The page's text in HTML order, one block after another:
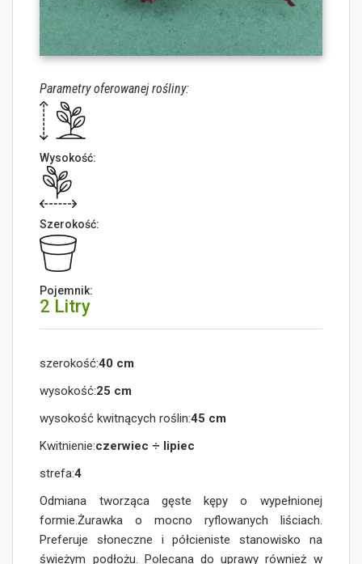
Parametry oferowanej rośliny:
Wysokość:
Szerokość:
Pojemnik:
2 Litry
szerokość:40 cm
wysokość:25 cm
wysokość kwitnących roślin:45 cm
Kwitnienie:czerwiec ÷ lipiec
strefa:4
Odmiana tworząca gęste kępy o wypełnionej
formie.Żurawka o mocno ryflowanych liściach.
Preferuje słoneczne i półcieniste stanowisko na
świeżym podłożu. Polecana do uprawy również w